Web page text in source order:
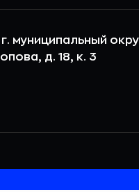
муниципальный
д. 18, к. 3
сайтом. Если вы не